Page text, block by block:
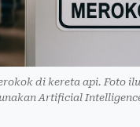
di kereta api. Foto
Artificial